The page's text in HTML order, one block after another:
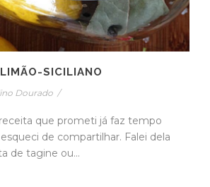
SICILIANO
Dourado /
que prometi já faz tempo
de compartilhar. Falei dela
de tagine ou...